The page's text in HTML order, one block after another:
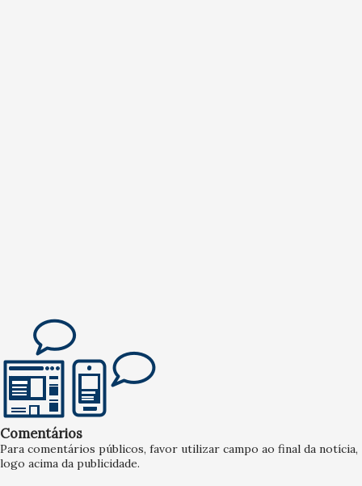
Comentários
Para comentários públicos, favor utilizar campo ao final da notícia,
logo acima da publicidade.